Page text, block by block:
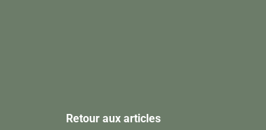
Retour aux articles